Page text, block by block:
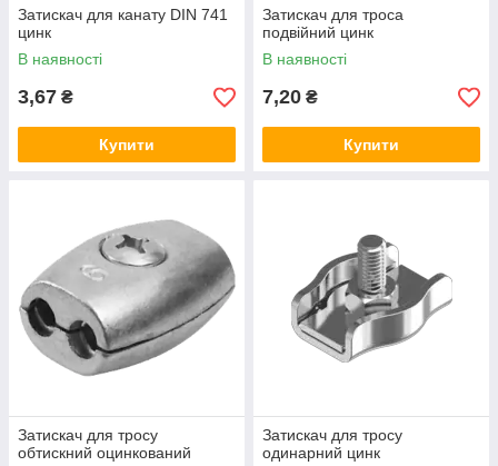
Затискач для канату DIN 741
цинк
В наявності
3,67 ₴
Купити
Затискач для троса
подвійний цинк
В наявності
7,20 ₴
Купити
Затискач для тросу
обтискний оцинкований
Затискач для тросу
одинарний цинк